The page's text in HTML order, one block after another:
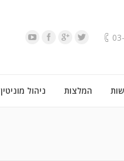
המלצות ניהול מוניטין